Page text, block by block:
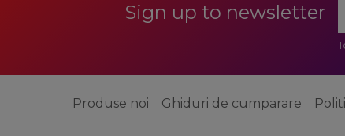
Sign up to newsletter
Produse noi Ghiduri de cumparare